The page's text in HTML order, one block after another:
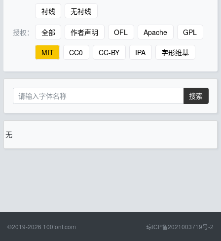
衬线 无衬线
授权： 全部 作者声明 OFL Apache GPL
MIT CC0 CC-BY IPA 字形维基
搜索
无
©2019-2026 100font.com 琼ICP备2021003719号-2